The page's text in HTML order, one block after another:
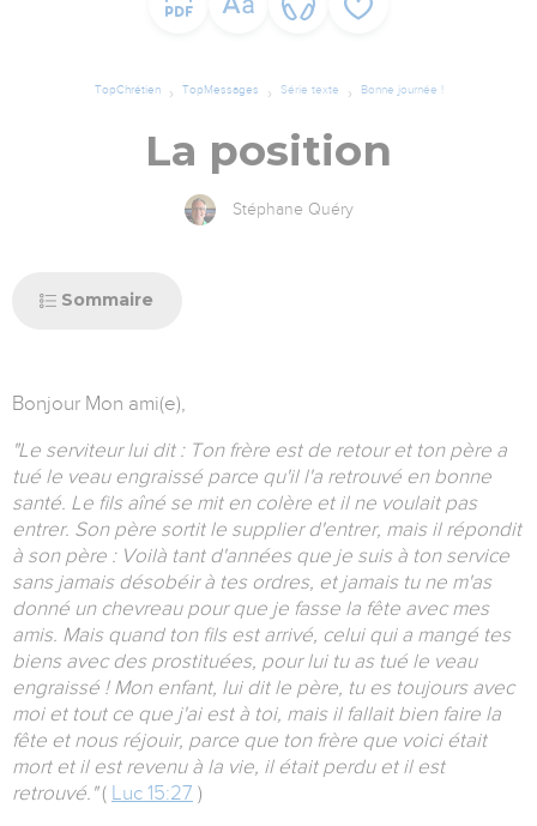
TopChrétien TopMessages Série texte Bonne journée !
La position
Stéphane Quéry
Sommaire
Bonjour Mon ami(e),
"Le serviteur lui dit : Ton frère est de retour et ton père a
tué le veau engraissé parce qu'il l'a retrouvé en bonne
santé. Le fils aîné se mit en colère et il ne voulait pas
entrer. Son père sortit le supplier d'entrer, mais il répondit
à son père : Voilà tant d'années que je suis à ton service
sans jamais désobéir à tes ordres, et jamais tu ne m'as
donné un chevreau pour que je fasse la fête avec mes
amis. Mais quand ton fils est arrivé, celui qui a mangé tes
biens avec des prostituées, pour lui tu as tué le veau
engraissé ! Mon enfant, lui dit le père, tu es toujours avec
moi et tout ce que j'ai est à toi, mais il fallait bien faire la
fête et nous réjouir, parce que ton frère que voici était
mort et il est revenu à la vie, il était perdu et il est
retrouvé."( Luc 15:27 )